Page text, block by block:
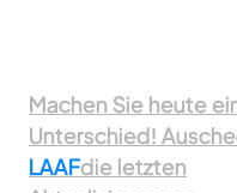
Machen Sie heute
Unterschied!
LAAFdie letzten